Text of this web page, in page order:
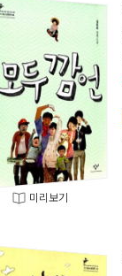
미리보기